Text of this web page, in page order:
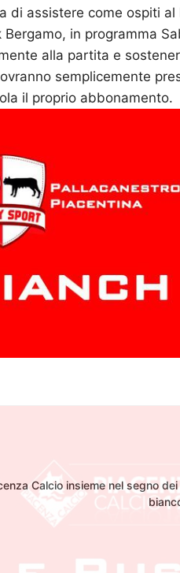
di assistere come ospiti
Bergamo, in programma
alla partita e
semplicemente
il proprio abbonamento.
Calcio insieme nel segno